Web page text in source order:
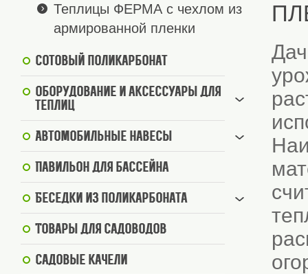
Теплицы ФЕРМА с чехлом из
армированной пленки
Сотовый поликарбонат
Оборудование и аксессуары для
теплиц
Автомобильные навесы
Павильон для бассейна
Беседки из поликарбоната
Товары для садоводов
Садовые качели